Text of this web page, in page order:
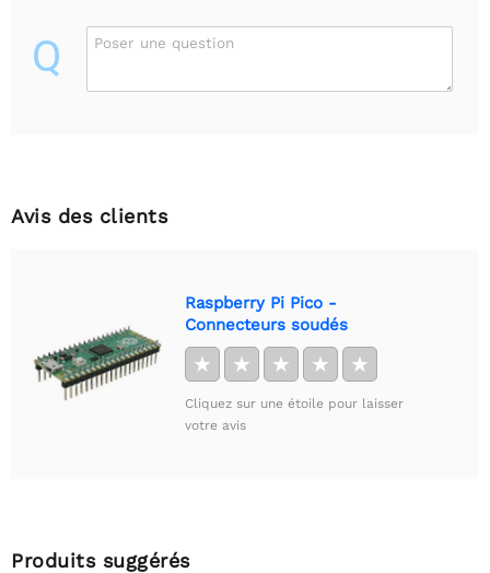
Q Poser une question
Avis des clients
Raspberry Pi Pico -
Connecteurs soudés
★ ★ ★ ★ ★
Cliquez sur une étoile pour laisser
votre avis
Produits suggérés